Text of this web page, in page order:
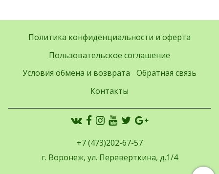
Политика конфиденциальности и оферта
Пользовательское соглашение
Условия обмена и возврата
Обратная связь
Контакты
+7 (473)202-67-57
г. Воронеж, ул. Переверткина, д.1/4